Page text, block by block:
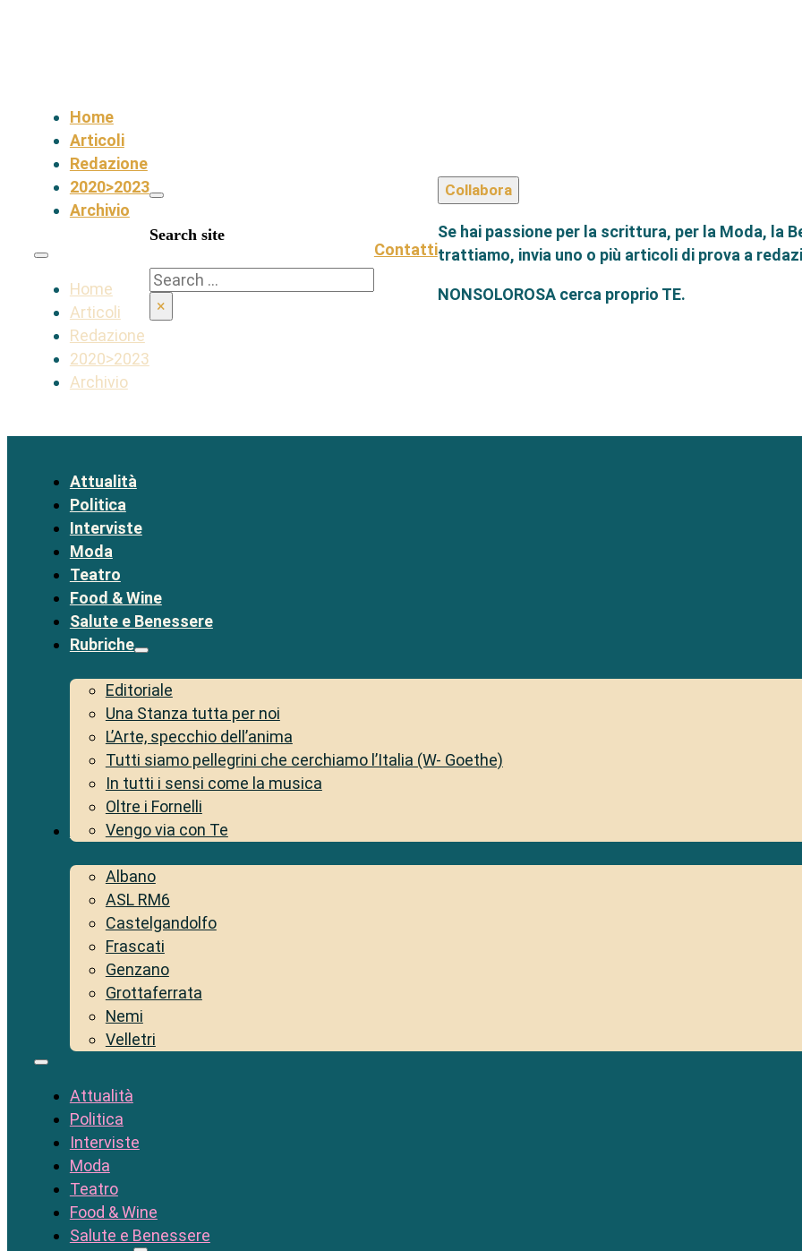
Home
Articoli
Redazione
2020>2023
Archivio
Home
Articoli
Redazione
2020>2023
Archivio
Search site
Search
×
Contatti
Collabora
Se hai passione per la scrittura, per la Moda, la
trattiamo, invia uno o più articoli di prova a
NONSOLOROSA cerca proprio TE.
Attualità
Politica
Interviste
Moda
Teatro
Food & Wine
Salute e Benessere
Rubriche
Editoriale
Una Stanza tutta per noi
L’Arte, specchio dell’anima
Tutti siamo pellegrini che cerchiamo l’Italia (W- Goethe)
In tutti i sensi come la musica
Oltre i Fornelli
Vengo via con Te
Territorio
Albano
ASL RM6
Castelgandolfo
Frascati
Genzano
Grottaferrata
Nemi
Velletri
Attualità
Politica
Interviste
Moda
Teatro
Food & Wine
Salute e Benessere